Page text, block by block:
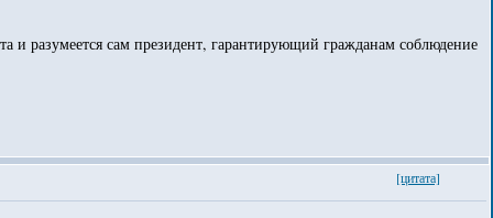
и разумеется сам президент, гарантирующий гражданам соблюдение
[цитата]